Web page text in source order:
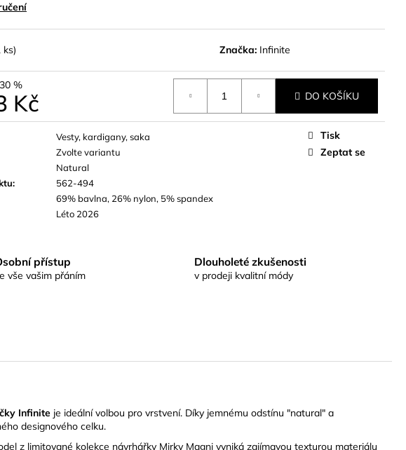
ks) Značka: Infinite
%
Kč DO KOŠÍKU
Vesty, kardigany, saka
Zvolte variantu
Natural
:
562-494
69% bavlna, 26% nylon, 5% spandex
Léto 2026
Tisk
Zeptat se
přístup
vše vašim přáním
Dlouholeté zkušenosti
v prodeji kvalitní módy
Infinite je ideální volbou pro vrstvení. Díky jemnému odstínu "natural" a
designového celku.
z limitované kolekce návrhářky Mirky Magni vyniká zajímavou texturou materiálu